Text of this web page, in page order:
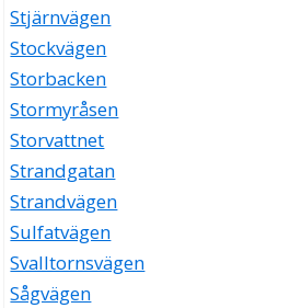
Stjärnvägen
Stockvägen
Storbacken
Stormyråsen
Storvattnet
Strandgatan
Strandvägen
Sulfatvägen
Svalltornsvägen
Sågvägen